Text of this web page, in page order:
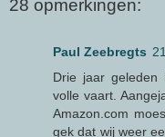
28 opmerkingen:
Paul Zeebregts
Drie jaar geleden
volle vaart.
Amazon.com
gek dat wij weer